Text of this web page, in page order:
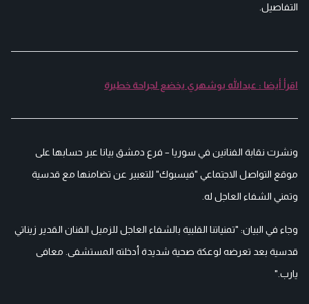
التفاصيل.
اقرأ أيضا : عبدالله بوشهري يخضع لجراحة خطيرة
ونشرت نقابة الفنانين في سوريا – فرع دمشق بيانا عبر حسابها على
موقع التواصل الاجتماعي "فيسبوك" للتعبير عن تضامنها مع قدسية
وتمني الشفاء العاجل له.
وجاء في البيان: "تمنياتنا القلبية بالشفاء العاجل للزميل الفنان القدير زيناتي
قدسية بعد تعرضه لوعكة صحية شديدة أدخلته المستشفى. معافى
يارب."